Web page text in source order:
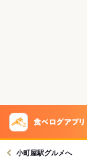
小町屋駅グルメへ